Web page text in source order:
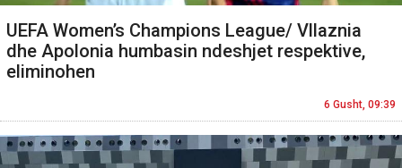
UEFA Women’s Champions League/ Vllaznia
dhe Apolonia humbasin ndeshjet respektive,
eliminohen
6 Gusht, 09:39